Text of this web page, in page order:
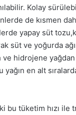
Kolay
de kısmen
yapay süt
süt ve yoğurda
hidrojene
en alt
bu tüketim hızı ile